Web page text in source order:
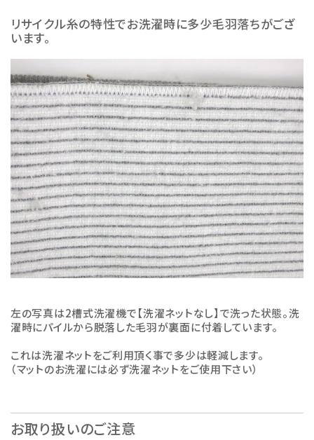
リサイクル糸の特性でお洗濯時に多少毛羽落ちがござ
います。
左の写真は2槽式洗濯機で【洗濯ネットなし】で洗った状態。洗
濯時にパイルから脱落した毛羽が裏面に付着しています。
これは洗濯ネットをご利用頂く事で多少は軽減します。
（マットのお洗濯には必ず洗濯ネットをご使用下さい）
お取り扱いのご注意